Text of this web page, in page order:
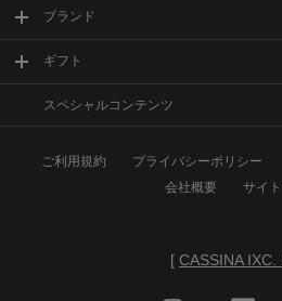
ブランド
ギフト
スペシャルコンテンツ
ご利用規約 プライバシーポリシー
会社概要
サイ
[ CASSINA IXC.